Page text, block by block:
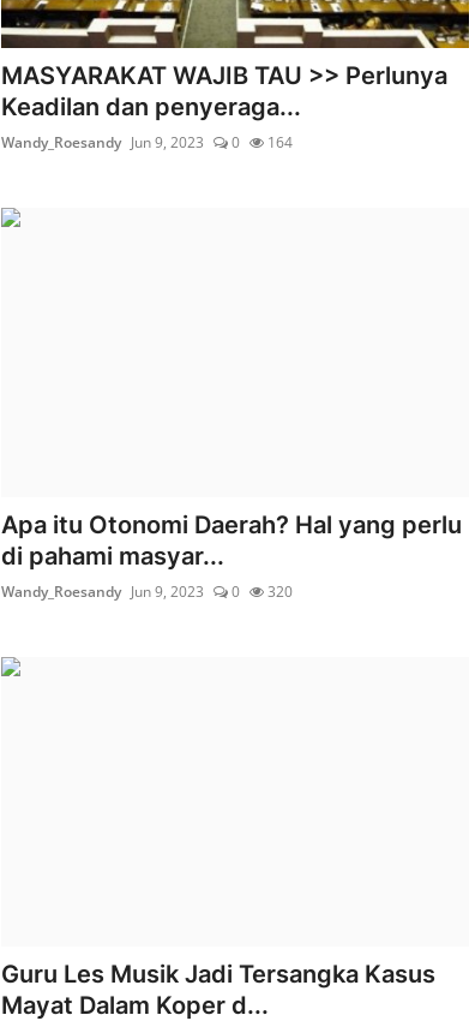
MASYARAKAT WAJIB TAU >> Perlunya
Keadilan dan penyeraga...
Wandy_Roesandy Jun 9, 2023 0 164
Apa itu Otonomi Daerah? Hal yang perlu
di pahami masyar...
Wandy_Roesandy Jun 9, 2023 0 320
Guru Les Musik Jadi Tersangka Kasus
Mayat Dalam Koper d...